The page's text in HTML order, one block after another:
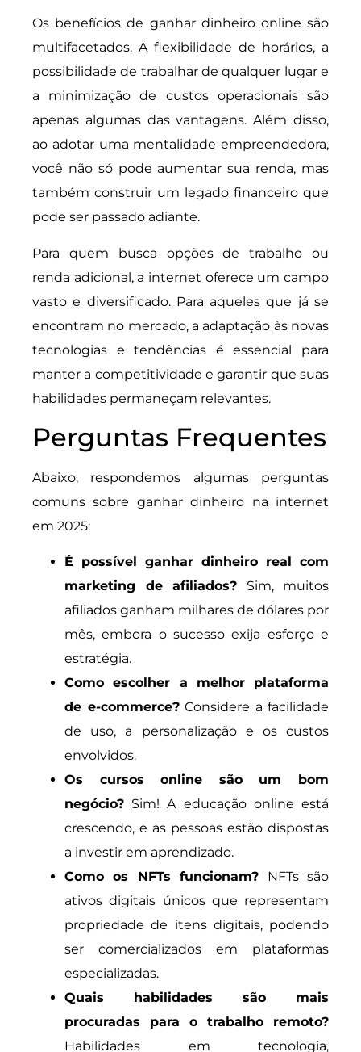
Os benefícios de ganhar dinheiro online são
multifacetados. A flexibilidade de horários, a
possibilidade de trabalhar de qualquer lugar e
a minimização de custos operacionais são
apenas algumas das vantagens. Além disso,
ao adotar uma mentalidade empreendedora,
você não só pode aumentar sua renda, mas
também construir um legado financeiro que
pode ser passado adiante.
Para quem busca opções de trabalho ou
renda adicional, a internet oferece um campo
vasto e diversificado. Para aqueles que já se
encontram no mercado, a adaptação às novas
tecnologias e tendências é essencial para
manter a competitividade e garantir que suas
habilidades permaneçam relevantes.
Perguntas Frequentes
Abaixo, respondemos algumas perguntas
comuns sobre ganhar dinheiro na internet
em 2025:
É possível ganhar dinheiro real com
marketing de afiliados? Sim, muitos
afiliados ganham milhares de dólares por
mês, embora o sucesso exija esforço e
estratégia.
Como escolher a melhor plataforma
de e-commerce?Considere a facilidade
de uso, a personalização e os custos
envolvidos.
Os cursos online são um bom
negócio? Sim! A educação online está
crescendo, e as pessoas estão dispostas
a investir em aprendizado.
Como os NFTs funcionam? NFTs são
ativos digitais únicos que representam
propriedade de itens digitais, podendo
ser comercializados em plataformas
especializadas.
Quais habilidades são mais
procuradas para o trabalho remoto?
Habilidades em tecnologia,